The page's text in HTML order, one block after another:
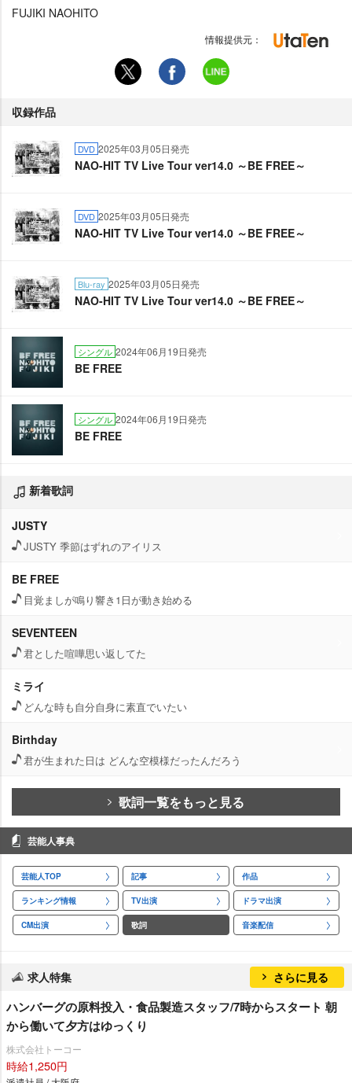
FUJIKI NAOHITO
情報提供元：
収録作品
DVD 2025年03月05日発売
NAO-HIT TV Live Tour ver14.0 ～BE FREE～
DVD 2025年03月05日発売
NAO-HIT TV Live Tour ver14.0 ～BE FREE～
Blu-ray 2025年03月05日発売
NAO-HIT TV Live Tour ver14.0 ～BE FREE～
シングル 2024年06月19日発売
BE FREE
シングル 2024年06月19日発売
BE FREE
新着歌詞
JUSTY
JUSTY 季節はずれのアイリス
BE FREE
目覚ましが鳴り響き1日が動き始める
SEVENTEEN
君とした喧嘩思い返してた
ミライ
どんな時も自分自身に素直でいたい
Birthday
君が生まれた日は どんな空模様だったんだろう
歌詞一覧をもっと見る
芸能人事典
芸能人TOP 記事 作品
ランキング情報 TV出演 ドラマ出演
CM出演 歌詞 音楽配信
求人特集 さらに見る
ハンバーグの原料投入・食品製造スタッフ/7時からスタート 朝
から働いて夕方はゆっくり
株式会社トーコー
時給1,250円